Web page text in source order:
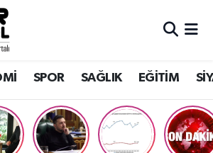
SPOR SAĞLIK EĞİTİM